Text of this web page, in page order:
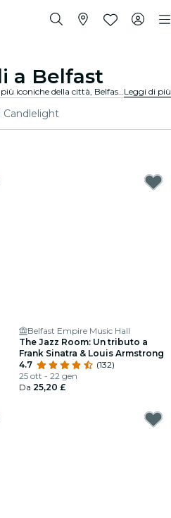
a Belfast
Da locali intimi alle sale da concerto più iconiche della città, Belfast offre una vasta gamma di eventi per soddisfare ogni gusto e stile.Leggi di più
Candlelight
Belfast Empire Music Hall
The Jazz Room: Un tributo a
Frank Sinatra & Louis Armstrong
4.7
(132)
25 ott - 22 gen
Da 25,20 £